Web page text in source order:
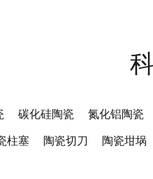
碳化硅陶瓷 氮化铝陶瓷
柱塞 陶瓷切刀 陶瓷坩埚